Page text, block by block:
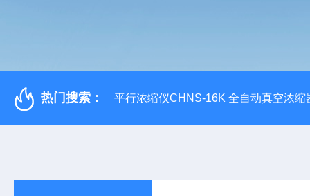
热门搜索： 平行浓缩仪CHNS-16K 全自动真空浓缩